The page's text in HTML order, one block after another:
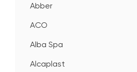
Abber
ACO
Alba Spa
Alcaplast